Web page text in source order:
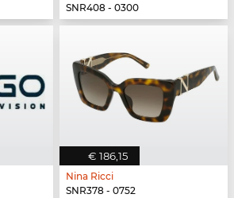
SNR408 - 0300
€ 186,15
Nina Ricci
SNR378 - 0752